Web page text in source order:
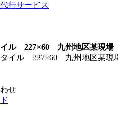
行サービス
イル 227×60 九州地区某現場
せ